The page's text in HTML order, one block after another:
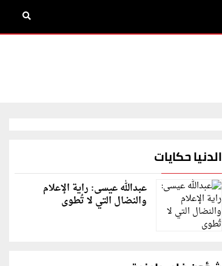
الدنيا حكايات
عبدالله عيسى: راية الإعلام
والنضال التي لا تُطوى